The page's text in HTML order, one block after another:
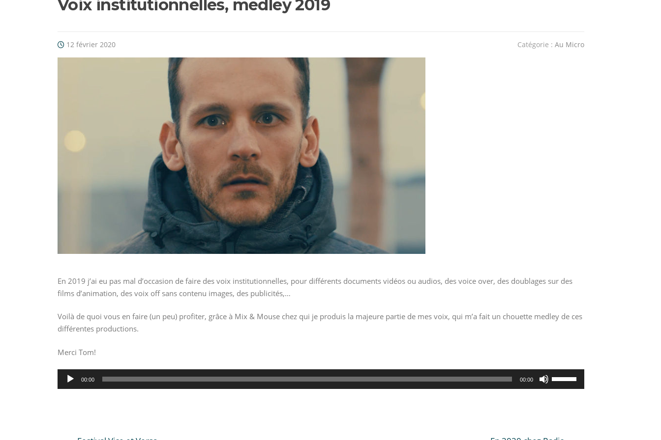
Voix institutionnelles, medley 2019
12 février 2020 Catégorie : Au Micro
En 2019 j’ai eu pas mal d’occasion de faire des voix institutionnelles, pour différents documents vidéos ou audios, des voice over, des doublages sur des
films d’animation, des voix off sans contenu images, des publicités,…
Voilà de quoi vous en faire (un peu) profiter, grâce à Mix & Mouse chez qui je produis la majeure partie de mes voix, qui m’a fait un chouette medley de ces
différentes productions.
Merci Tom!
Lecteur
audio
00:00 00:00
les
augmenter